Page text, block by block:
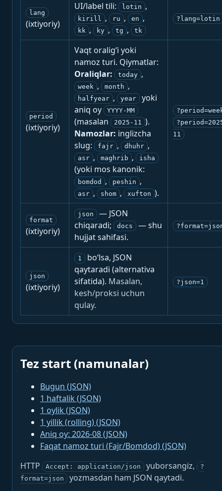
lang
(ixtiyoriy)
UI/label tili: lotin ,
kirill , ru , en ,
kk , ky , tg , tk
?lang=lotin
period
(ixtiyoriy)
Vaqt oralig‘i yoki
namoz turi. Qiymatlar:
Oraliqlar:
today ,
week , month ,
halfyear , year
yoki
aniq oy
YYYY-MM
(masalan 2025-11 ).
Namozlar: inglizcha
slug:
fajr , dhuhr ,
asr , maghrib , isha
(yoki mos kanonik:
bomdod , peshin ,
asr , shom , xufton ).
11
format
(ixtiyoriy)
json
— JSON
chiqaradi;
docs
— shu
hujjat sahifasi.
json
(ixtiyoriy)
1
bo‘lsa, JSON
qaytaradi (alternativa
sifatida). Masalan,
kesh/proksi uchun
qulay.
?json=1
Tez start (namunalar)
Bugun (JSON)
1 haftalik (JSON)
1 oylik (JSON)
1 yillik (rolling) (JSON)
Aniq oy: 2026-08 (JSON)
Faqat namoz turi (Fajr/Bomdod) (JSON)
HTTP
Accept: application/json yuborsangiz,
?
format=json
yozmasdan ham JSON qaytadi.